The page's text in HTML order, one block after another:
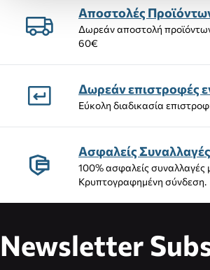
Αποστολές
Δωρεάν αποστολή
60€
Δωρεάν επιστροφές
Εύκολη διαδικασία
Ασφαλείς Συναλλαγές
100% ασφαλείς συναλλαγές
Κρυπτογραφημένη σύνδεση.
Newsletter